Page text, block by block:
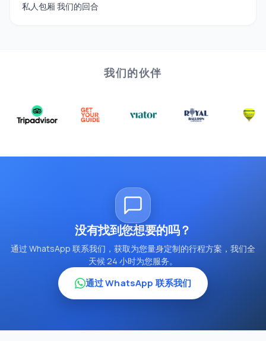
私人包厢 我们的回合
我们的伙伴
没有找到您想要的吗？
通过 WhatsApp 联系我们，获取为您量身定制的行程方案，我们全
天候 24 小时为您服务。
通过 WhatsApp 联系我们